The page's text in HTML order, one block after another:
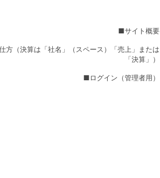
■サイト概要
方（決算は「社名」（スペース）「売上」または
「決算」）
■ログイン（管理者用）